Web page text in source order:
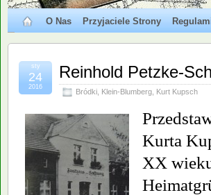
O Nas Przyjaciele Strony
Reinhold Petzke-
Bródki Klein-Blumberg Kurt Kupsch
sty
24
2016
Kurta
XX